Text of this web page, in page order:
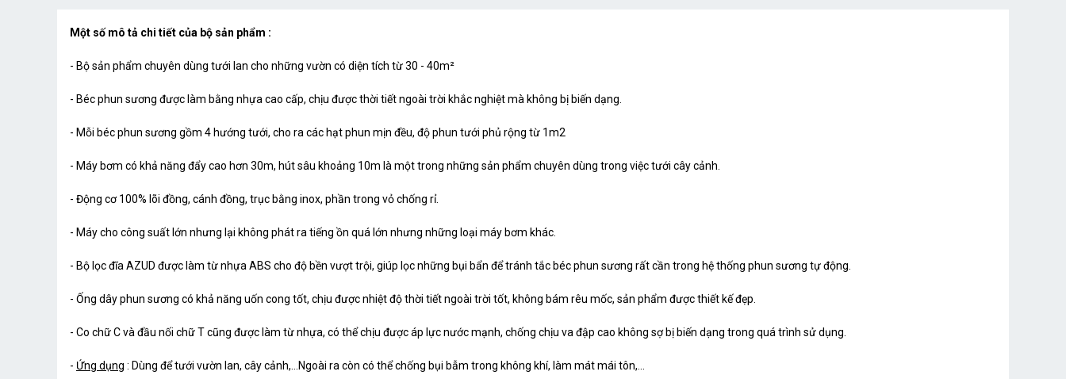
Một số mô tả chi tiết của bộ sản phẩm :
- Bộ sản phẩm chuyên dùng tưới lan cho những vườn có diện tích từ 30 - 40m²
- Béc phun sương được làm bằng nhựa cao cấp, chịu được thời tiết ngoài trời khắc nghiệt mà không bị biến dạng.
- Mỗi béc phun sương gồm 4 hướng tưới, cho ra các hạt phun mịn đều, độ phun tưới phủ rộng từ 1m2
- Máy bơm có khả năng đẩy cao hơn 30m, hút sâu khoảng 10m là một trong những sản phẩm chuyên dùng trong việc tưới cây cảnh.
- Động cơ 100% lõi đồng, cánh đồng, trục bằng inox, phần trong vỏ chống rỉ.
- Máy cho công suất lớn nhưng lại không phát ra tiếng ồn quá lớn nhưng những loại máy bơm khác.
- Bộ lọc đĩa AZUD được làm từ nhựa ABS cho độ bền vượt trội, giúp lọc những bụi bẩn để tránh tắc béc phun sương rất cần trong hệ thống phun sương tự động.
- Ống dây phun sương có khả năng uốn cong tốt, chịu được nhiệt độ thời tiết ngoài trời tốt, không bám rêu mốc, sản phẩm được thiết kế đẹp.
- Co chữ C và đầu nối chữ T cũng được làm từ nhựa, có thể chịu được áp lực nước mạnh, chống chịu va đập cao không sợ bị biến dạng trong quá trình sử dụng.
- Ứng dụng : Dùng để tưới vườn lan, cây cảnh,...Ngoài ra còn có thể chống bụi bẫm trong không khí, làm mát mái tôn,...